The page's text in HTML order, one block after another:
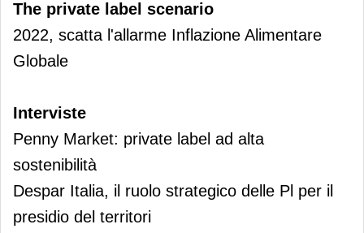
The private label scenario
2022, scatta l'allarme Inflazione Alimentare
Globale
Interviste
Penny Market: private label ad alta
sostenibilità
Despar Italia, il ruolo strategico delle Pl per il
presidio del territori